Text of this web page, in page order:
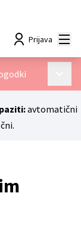
Choisir la langue
Prijava
avtomatični